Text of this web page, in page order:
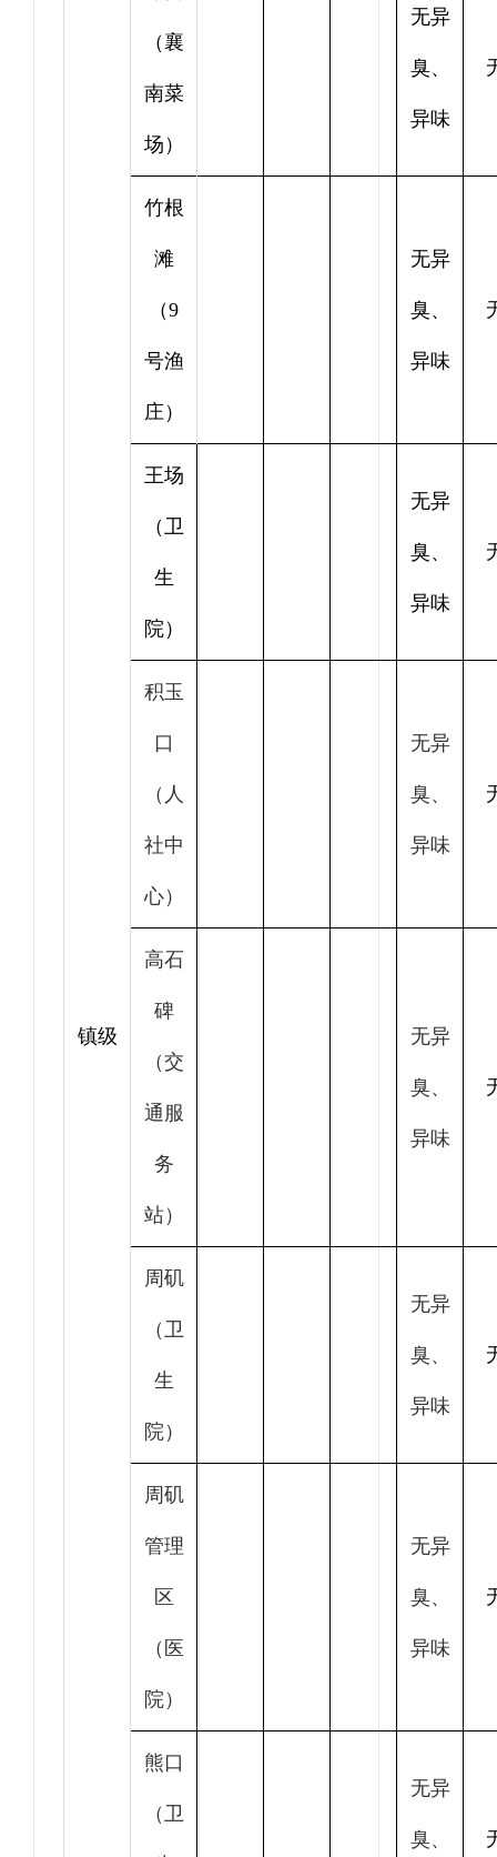
镇级
（襄
南菜
场）
无异
臭、
异味
竹根
滩
（9
号渔
庄）
无异
臭、
异味
王场
（卫
生
院）
无异
臭、
异味
积玉
口
（人
社中
心）
无异
臭、
异味
高石
碑
（交
通服
务
站）
无异
臭、
异味
周矶
（卫
生
院）
无异
臭、
异味
周矶
管理
区
（医
院）
无异
臭、
异味
熊口
（卫
无异
臭、